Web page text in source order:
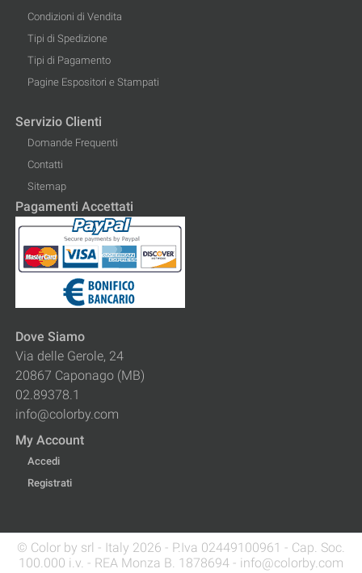
Condizioni di Vendita
Tipi di Spedizione
Tipi di Pagamento
Pagine Espositori e Stampati
Servizio Clienti
Domande Frequenti
Contatti
Sitemap
Pagamenti Accettati
Dove Siamo
Via delle Gerole, 24
20867 Caponago (MB)
02.89378.1
info@colorby.com
My Account
Accedi
Registrati
© Color by srl - Italy 2026 - P.Iva 02449100961 - Cap. Soc.
100.000 i.v. - REA Monza B. 1878694 - info@colorby.com